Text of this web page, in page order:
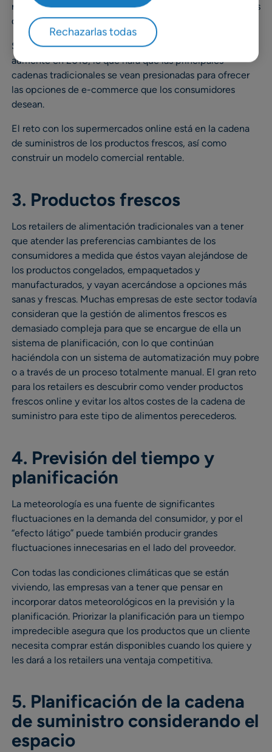
nueva creación que ofrecen opciones de envíos de packs
de comida y suscripciones de alimentos.
Se espera que la industria alimentaria online de EE.UUU.
aumente en 2018, lo que hará que las principales
cadenas tradicionales se vean presionadas para ofrecer
las opciones de e-commerce que los consumidores
desean.
El reto con los supermercados online está en la cadena
de suministros de los productos frescos, así como
construir un modelo comercial rentable.
3. Productos frescos
Los retailers de alimentación tradicionales van a tener
que atender las preferencias cambiantes de los
consumidores a medida que éstos vayan alejándose de
los productos congelados, empaquetados y
manufacturados, y vayan acercándose a opciones más
sanas y frescas. Muchas empresas de este sector todavía
consideran que la gestión de alimentos frescos es
demasiado compleja para que se encargue de ella un
sistema de planificación, con lo que continúan
haciéndola con un sistema de automatización muy pobre
o a través de un proceso totalmente manual. El gran reto
para los retailers es descubrir como vender productos
frescos online y evitar los altos costes de la cadena de
suministro para este tipo de alimentos perecederos.
4. Previsión del tiempo y
planificación
La meteorología es una fuente de significantes
fluctuaciones en la demanda del consumidor, y por el
“efecto látigo” puede también producir grandes
fluctuaciones innecesarias en el lado del proveedor.
Con todas las condiciones climáticas que se están
viviendo, las empresas van a tener que pensar en
incorporar datos meteorológicos en la previsión y la
planificación. Priorizar la planificación para un tiempo
impredecible asegura que los productos que un cliente
necesita comprar están disponibles cuando los quiere y
les dará a los retailers una ventaja competitiva.
5. Planificación de la cadena
de suministro considerando el
espacio
Rechazarlas todas